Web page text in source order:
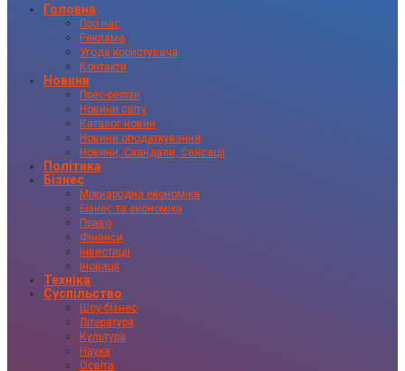
Головна
Про нас
Реклама
Угода користувача
Контакти
Новини
Прес-релізи
Новини світу
Каталог новин
Новини оподаткування
Новини, Скандали, Сенсації
Політика
Бізнес
Міжнародна економіка
Бізнес та економіка
Право
Фінанси
Інвестиції
Іновації
Техніка
Суспільство
Шоу-бізнес
Література
Культура
Наука
Освіта